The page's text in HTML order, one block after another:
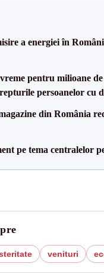
a energiei în
pentru milioane
persoanelor cu
din România
pe tema centralelor
venituri